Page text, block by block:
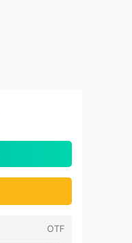
OTF